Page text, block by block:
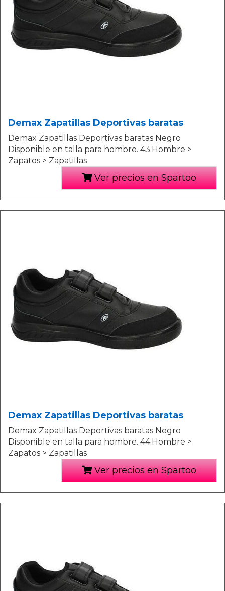
Demax Zapatillas Deportivas baratas
Demax Zapatillas Deportivas baratas Negro
Disponible en talla para hombre. 43.Hombre >
Zapatos > Zapatillas
Ver precios en Spartoo
Demax Zapatillas Deportivas baratas
Demax Zapatillas Deportivas baratas Negro
Disponible en talla para hombre. 44.Hombre >
Zapatos > Zapatillas
Ver precios en Spartoo